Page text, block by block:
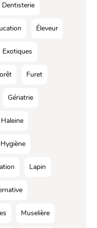
Dentisterie
Éleveur
Exotiques
Furet
Gériatrie
Haleine
Hygiène
Lapin
Muselière